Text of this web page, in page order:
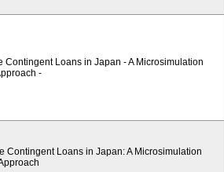
Contingent Loans in Japan - A Microsimulation
-
Contingent Loans in Japan: A Microsimulation